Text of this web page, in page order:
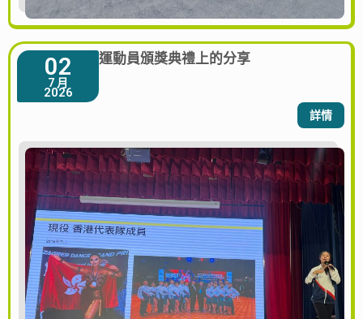
02
7 月
2026
運動員頒獎典禮上的分享
詳情